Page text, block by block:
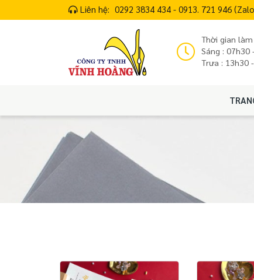
Liên hệ: 0292 3834 434 - 0913. 721 946
Thời gian làm
Sáng : 07h30
Trưa : 13h30